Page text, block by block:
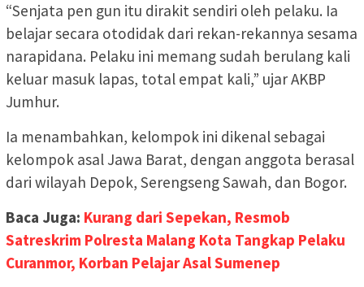
“Senjata pen gun itu dirakit sendiri oleh pelaku. Ia
belajar secara otodidak dari rekan-rekannya sesama
narapidana. Pelaku ini memang sudah berulang kali
keluar masuk lapas, total empat kali,” ujar AKBP
Jumhur.
Ia menambahkan, kelompok ini dikenal sebagai
kelompok asal Jawa Barat, dengan anggota berasal
dari wilayah Depok, Serengseng Sawah, dan Bogor.
Baca Juga: Kurang dari Sepekan, Resmob
Satreskrim Polresta Malang Kota Tangkap Pelaku
Curanmor, Korban Pelajar Asal Sumenep